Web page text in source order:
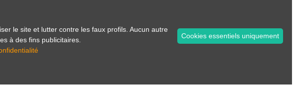
Voir les sorties
Cookies essentiels uniquement
le site et lutter contre les faux profils. Aucun autre
à des fins publicitaires.